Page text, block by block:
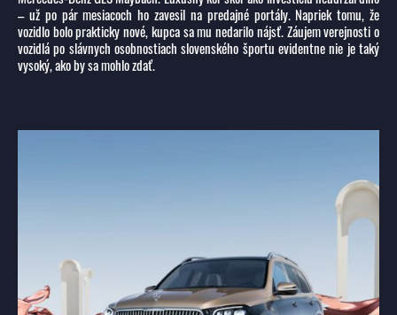
– už po pár mesiacoch ho zavesil na predajné portály. Napriek tomu, že
vozidlo bolo prakticky nové, kupca sa mu nedarilo nájsť. Záujem verejnosti o
vozidlá po slávnych osobnostiach slovenského športu evidentne nie je taký
vysoký, ako by sa mohlo zdať.